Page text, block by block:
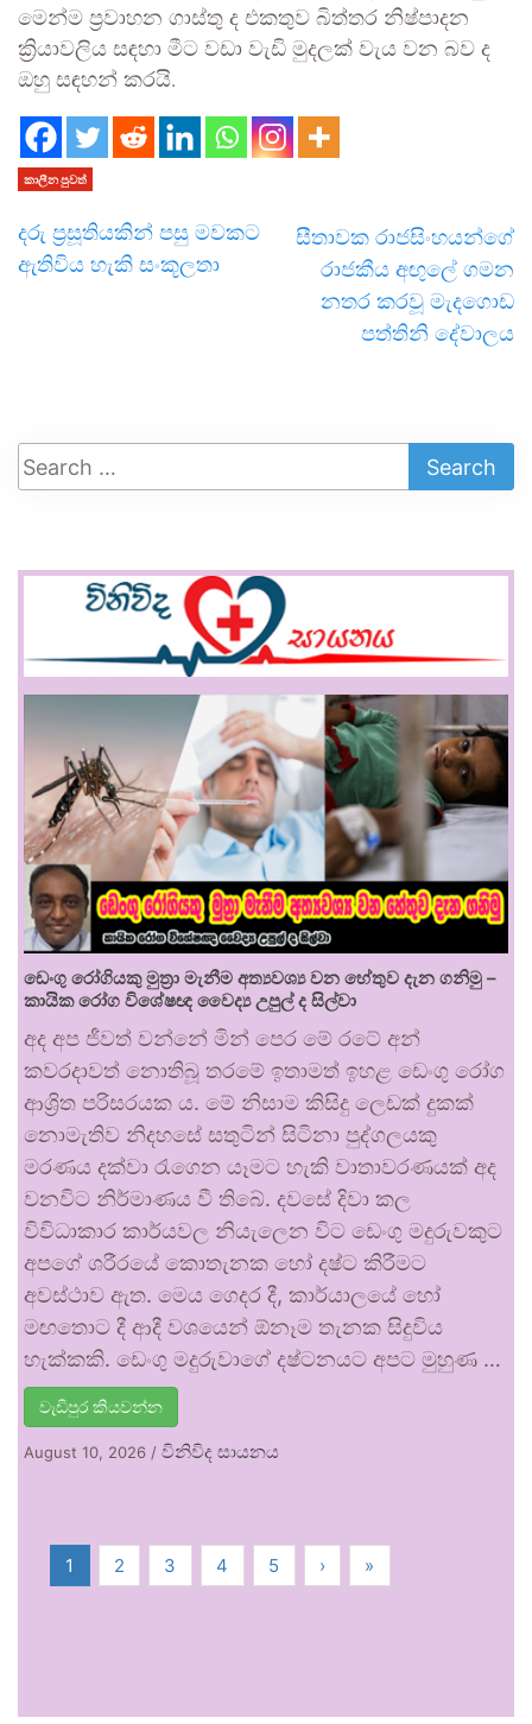
මෙන්ම ප්‍රවාහන ගාස්තු ද එකතුව බිත්තර නිෂ්පාදන
ක්‍රියාවලිය සඳහා මීට වඩා වැඩි මුදලක් වැය වන බව ද
ඔහු සඳහන් කරයි.
කාලීන පුවත්
දරු ප්‍රසූතියකින් පසු මවකට
ඇතිවිය හැකි සංකූලතා
සීතාවක රාජසිංහයන්ගේ
රාජකීය අඟුලේ ගමන
නතර කරවූ මැදගොඩ
පත්තිනි දේවාලය
ඩෙංගු රෝගියකු ⁣මුත්‍රා මැනීම අත්‍යවශ්‍ය වන හේතුව දැන ගනිමු –
කායික රෝග විශේෂඥ වෛද්‍ය උපුල් ද සිල්වා
අද අප ජීවත් වන්නේ මින් පෙර මේ රටේ අන්
කවරදාවත් නොතිබූ තරමේ ඉතාමත් ඉහළ ඩෙංගු රෝග
ආශ්‍රිත පරිසරයක ය. මේ නිසාම කිසිදු ලෙඩක් දුකක්
නොමැතිව නිදහසේ සතුටින් සිටිනා පුද්ගලයකු
මරණය දක්වා රැගෙන යෑමට හැකි වාතාවරණයක් අද
වනවිට නිර්මාණය වී තිබේ. දවසේ දිවා කල
විවිධාකාර කාර්යවල නියැලෙන විට ඩෙංගු මදුරුවකුට
අපගේ ශරීරයේ කොතැනක හෝ දෂ්ට කිරීමට
අවස්ථාව ඇත. මෙය ගෙදර දී, කාර්යාලයේ හෝ
මඟතොට දී ආදී වශයෙන් ඕනෑම තැනක සිදුවිය
හැක්කකි. ඩෙංගු මදුරුවාගේ දෂ්ටනයට අපට මුහුණ …
වැඩිපුර කියවන්න
August 10, 2026 / විනිවිද සායනය
1 2 3 4 5 › »